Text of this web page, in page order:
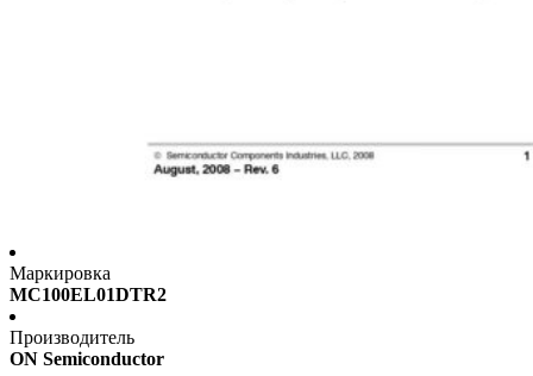
Маркировка
MC100EL01DTR2
Производитель
ON Semiconductor